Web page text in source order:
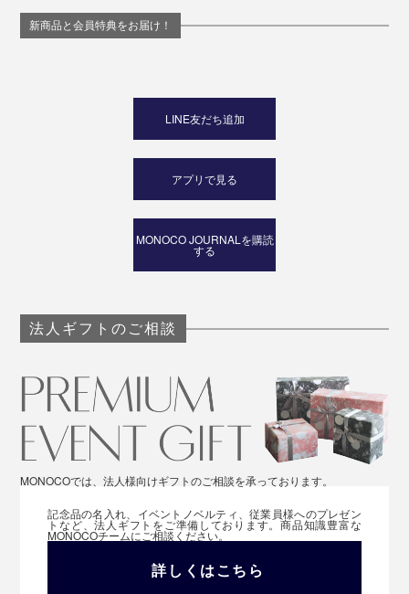
新商品と会員特典をお届け！
LINE友だち追加
アプリで見る
MONOCO JOURNALを購読
する
法人ギフトのご相談
MONOCOでは、法人様向けギフトのご相談を承っております。
記念品の名入れ、イベントノベルティ、従業員様へのプレゼン
トなど、法人ギフトをご準備しております。商品知識豊富な
MONOCOチームにご相談ください。
詳しくはこちら